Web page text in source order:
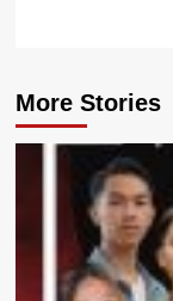
More Stories